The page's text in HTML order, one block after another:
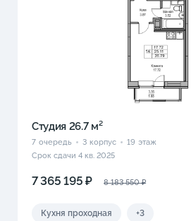
Студия 26.7 м²
7 очередь 3 корпус 19 этаж
Срок сдачи 4 кв. 2025
7 365 195 ₽ 8 183 550 ₽
Кухня проходная +3